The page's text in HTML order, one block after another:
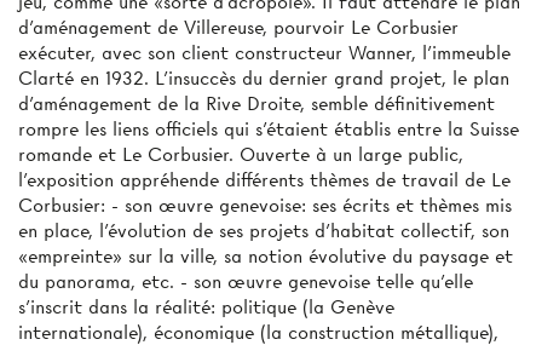
d'aménagement de Villereuse, pourvoir Le Corbusier
exécuter, avec son client constructeur Wanner, l'immeuble
Clarté en 1932. L'insuccès du dernier grand projet, le plan
d'aménagement de la Rive Droite, semble définitivement
rompre les liens officiels qui s'étaient établis entre la Suisse
romande et Le Corbusier. Ouverte à un large public,
l’exposition appréhende différents thèmes de travail de Le
Corbusier: - son œuvre genevoise: ses écrits et thèmes mis
en place, l’évolution de ses projets d'habitat collectif, son
«empreinte» sur la ville, sa notion évolutive du paysage et
du panorama, etc. - son œuvre genevoise telle qu’elle
s'inscrit dans la réalité: politique (la Genève
internationale), économique (la construction métallique),